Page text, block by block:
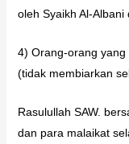
oleh Syaikh Al-
4) Orang-orang
(tidak membiarkan
Rasulullah SAW.
dan para malaikat